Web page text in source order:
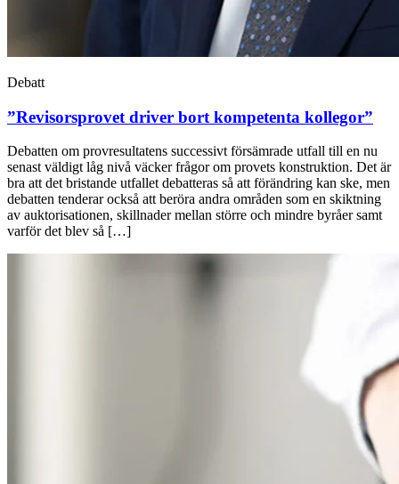
Debatt
”Revisorsprovet driver bort kompetenta kollegor”
Debatten om provresultatens successivt försämrade utfall till en nu
senast väldigt låg nivå väcker frågor om provets konstruktion. Det är
bra att det bristande utfallet debatteras så att för­ändring kan ske, men
debatten tenderar också att beröra andra områden som en skiktning
av auktorisationen, skillnader mellan större och mindre byråer samt
varför det blev så […]